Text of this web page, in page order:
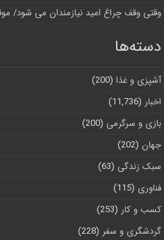
وقتی وقف چراغ امید نیازمندان می شود/
دسته‌ها
آشپزی و غذا (200)
اخبار (11,736)
بازی و سرگرمی (200)
جهان (202)
سبک زندگی (63)
فناوری (115)
کسب و کار (253)
گردشگری و سفر (228)